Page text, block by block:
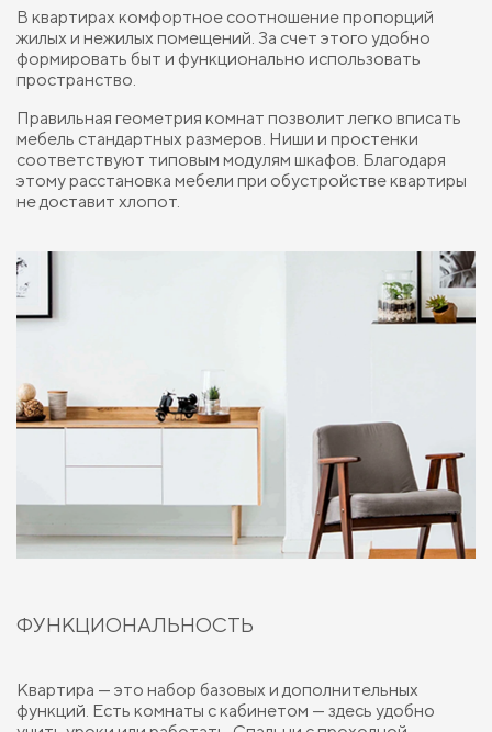
В квартирах комфортное соотношение пропорций
жилых и нежилых помещений. За счет этого удобно
формировать быт и функционально использовать
пространство.
Правильная геометрия комнат позволит легко вписать
мебель стандартных размеров. Ниши и простенки
соответствуют типовым модулям шкафов. Благодаря
этому расстановка мебели при обустройстве квартиры
не доставит хлопот.
ФУНКЦИОНАЛЬНОСТЬ
Квартира — это набор базовых и дополнительных
функций. Есть комнаты с кабинетом — здесь удобно